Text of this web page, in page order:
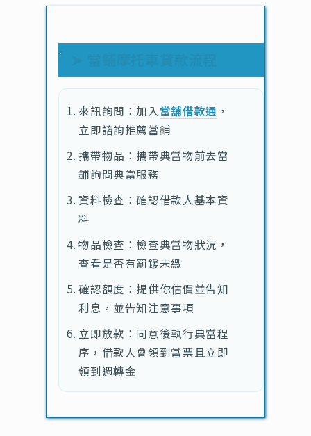
來訊詢問：加入 當舖借款通 ，
立即諮詢推薦當鋪
攜帶物品：攜帶典當物前去當
鋪詢問典當服務
資料檢查：確認借款人基本資
料
物品檢查：檢查典當物狀況，
查看是否有罰鍰未繳
確認額度：提供你估價並告知
利息，並告知注意事項
立即放款：同意後執行典當程
序，借款人會領到當票且立即
領到週轉金